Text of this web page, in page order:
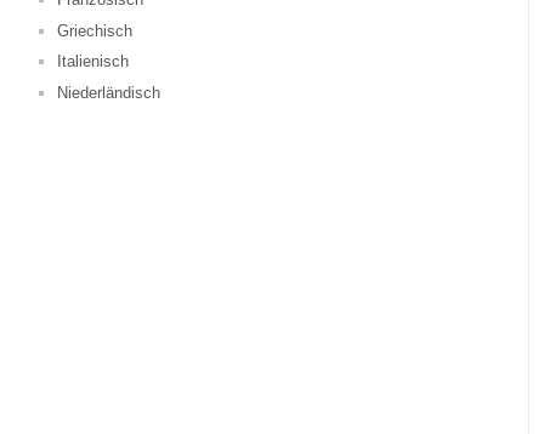
Griechisch
Italienisch
Niederländisch